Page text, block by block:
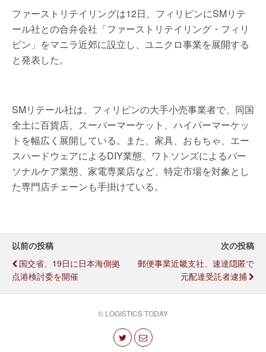
ファーストリテイリングは12日、フィリピンにSMリテ
ール社との合弁会社「ファーストリテイリング・フィリ
ピン」をマニラ近郊に設立し、ユニクロ事業を展開する
と発表した。
SMリテール社は、フィリピンの大手小売事業者で、同国
全土に百貨店、スーパーマーケット、ハイパーマーケッ
トを幅広く展開している。また、家具、おもちゃ、エー
スハードウェアによるDIY業態、ワトソンズによるパー
ソナルケア業態、家電専業店など、特定市場を対象とし
た専門店チェーンも手掛けている。
以前の投稿
国交省、19日に日本海側拠
点港検討委を開催
次の投稿
郵便事業近畿支社、速達隠匿で
元配達受託者逮捕
© LOGISTICS TODAY